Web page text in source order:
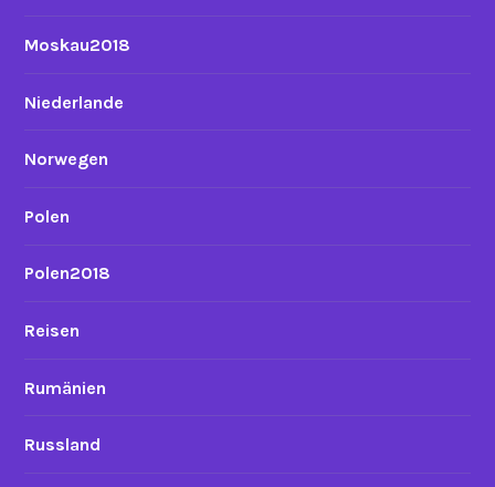
Moskau2018
Niederlande
Norwegen
Polen
Polen2018
Reisen
Rumänien
Russland